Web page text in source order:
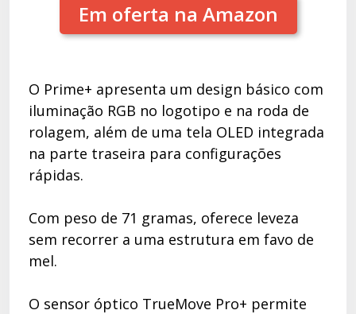
Em oferta na Amazon
O Prime+ apresenta um design básico com
iluminação RGB no logotipo e na roda de
rolagem, além de uma tela OLED integrada
na parte traseira para configurações
rápidas.
Com peso de 71 gramas, oferece leveza
sem recorrer a uma estrutura em favo de
mel.
O sensor óptico TrueMove Pro+ permite